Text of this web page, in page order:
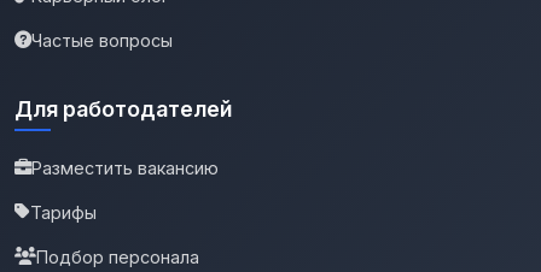
Частые вопросы
Для работодателей
Разместить вакансию
Тарифы
Подбор персонала